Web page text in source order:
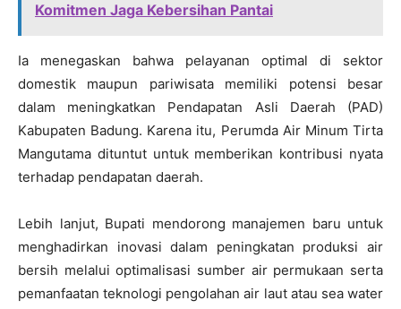
Komitmen Jaga Kebersihan Pantai
Ia menegaskan bahwa pelayanan optimal di sektor
domestik maupun pariwisata memiliki potensi besar
dalam meningkatkan Pendapatan Asli Daerah (PAD)
Kabupaten Badung. Karena itu, Perumda Air Minum Tirta
Mangutama dituntut untuk memberikan kontribusi nyata
terhadap pendapatan daerah.
Lebih lanjut, Bupati mendorong manajemen baru untuk
menghadirkan inovasi dalam peningkatan produksi air
bersih melalui optimalisasi sumber air permukaan serta
pemanfaatan teknologi pengolahan air laut atau sea water